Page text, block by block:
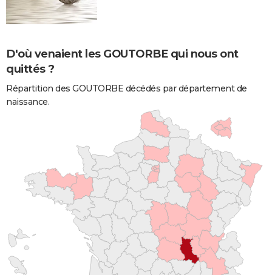
D'où venaient les GOUTORBE qui nous ont
quittés ?
Répartition des GOUTORBE décédés par département de
naissance.